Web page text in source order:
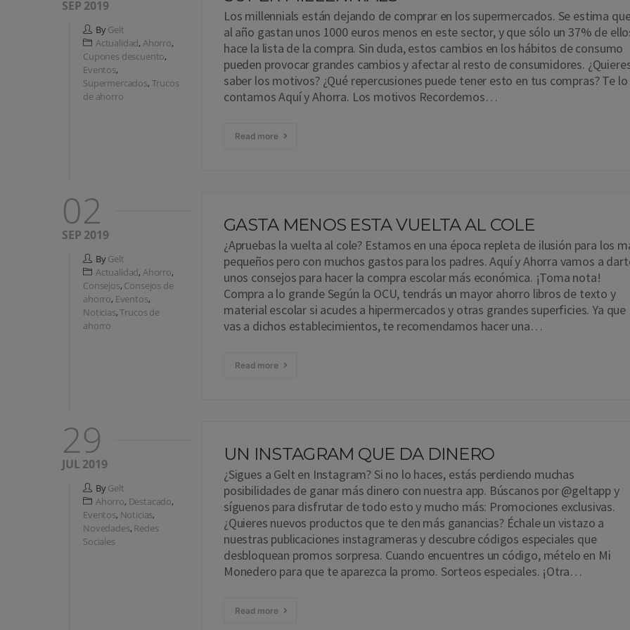
Los millennials están dejando de comprar en los supermercados. Se estima
al año gastan unos 1000 euros menos en este sector, y que sólo un 37% de
hace la lista de la compra. Sin duda, estos cambios en los hábitos de consumo
pueden provocar grandes cambios y afectar al resto de consumidores.
saber los motivos? ¿Qué repercusiones puede tener esto en tus compras? Te lo
contamos Aquí y Ahorra. Los motivos Recordemos…
Read more
SEP 2019
ByGelt
Actualidad, Ahorro,
Cupones descuento,
Eventos,
Supermercados, Trucos
de ahorro
GASTA MENOS ESTA VUELTA AL COLE
¿Apruebas la vuelta al cole? Estamos en una época repleta de ilusión para los
pequeños pero con muchos gastos para los padres. Aquí y Ahorra vamos a
unos consejos para hacer la compra escolar más económica. ¡Toma nota!
Compra a lo grande Según la OCU, tendrás un mayor ahorro libros de texto y
material escolar si acudes a hipermercados y otras grandes superficies. Ya que
vas a dichos establecimientos, te recomendamos hacer una…
Read more
02
SEP 2019
ByGelt
Actualidad, Ahorro,
Consejos, Consejos de
ahorro, Eventos,
Noticias,Trucos de
ahorro
UN INSTAGRAM QUE DA DINERO
¿Sigues a Gelt en Instagram? Si no lo haces, estás perdiendo muchas
posibilidades de ganar más dinero con nuestra app. Búscanos por @geltapp y
síguenos para disfrutar de todo esto y mucho más: Promociones exclusivas.
¿Quieres nuevos productos que te den más ganancias? Échale un vistazo a
nuestras publicaciones instagrameras y descubre códigos especiales que
desbloquean promos sorpresa. Cuando encuentres un código, mételo en Mi
Monedero para que te aparezca la promo. Sorteos especiales. ¡Otra…
Read more
29
JUL 2019
ByGelt
Ahorro, Destacado,
Eventos, Noticias,
Novedades, Redes
Sociales